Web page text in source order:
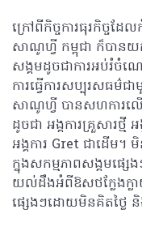
ក្រៅពីកិច្ចការធុរកិច្ចដ
សាណូហ្វី កម្ពុជា ក៏បានយ
សង្គមដូចជាការអប់រំចំណេ
ការធ្វើការសប្បុរសធម៌
សាណូហ្វី បានសហការលើ
ដូចជា អង្គការគ្រួសារថ្
អង្គការ Gret ជាដើម
ក្នុងសកម្មភាពសង្គមផ្ស
យល់ដឹងអំពីឱសថក្លែងក្លា
ផ្សេងៗដោយមិនគិតថ្លៃ